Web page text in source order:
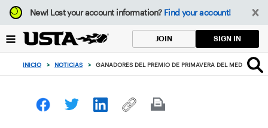
Enfoque
desde
botón
volver
principio
New!Lost your account information? Find your account!
JOIN SIGN IN
INICIO > NOTICIAS > GANADORES DEL PREMIO DE PRIMAVERA DEL MEDIO